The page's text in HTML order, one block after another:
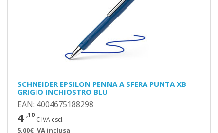
SCHNEIDER EPSILON PENNA A SFERA PUNTA XB
GRIGIO INCHIOSTRO BLU
EAN: 4004675188298
4 ,10
€ IVA escl.
5,00€ IVA inclusa